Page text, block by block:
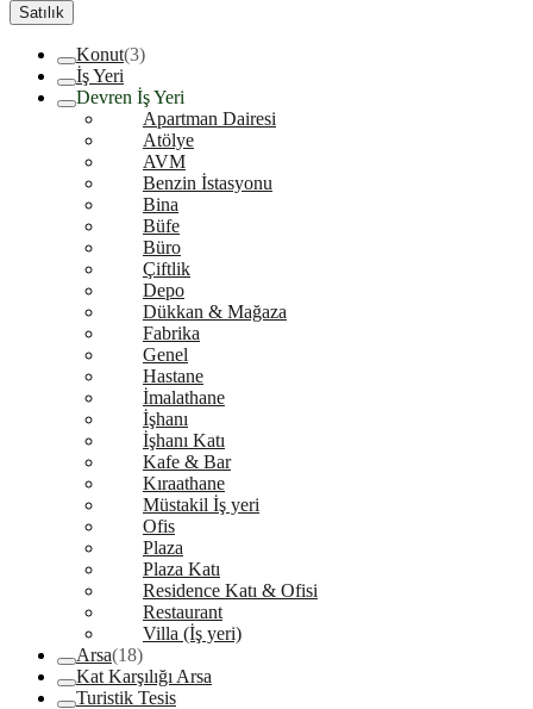
Satılık
Konut(3)
İş Yeri
Devren İş Yeri
Apartman Dairesi
Atölye
AVM
Benzin İstasyonu
Bina
Büfe
Büro
Çiftlik
Depo
Dükkan & Mağaza
Fabrika
Genel
Hastane
İmalathane
İşhanı
İşhanı Katı
Kafe & Bar
Kıraathane
Müstakil İş yeri
Ofis
Plaza
Plaza Katı
Residence Katı & Ofisi
Restaurant
Villa (İş yeri)
Arsa(18)
Kat Karşılığı Arsa
Turistik Tesis